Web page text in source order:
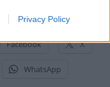
Privacy Policy
Facebook X
WhatsApp